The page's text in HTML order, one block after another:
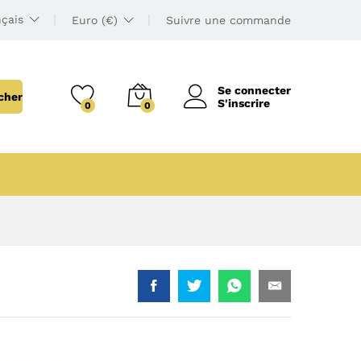
Euro (€) Suivre une commande
0 0
Se connecter
S'inscrire